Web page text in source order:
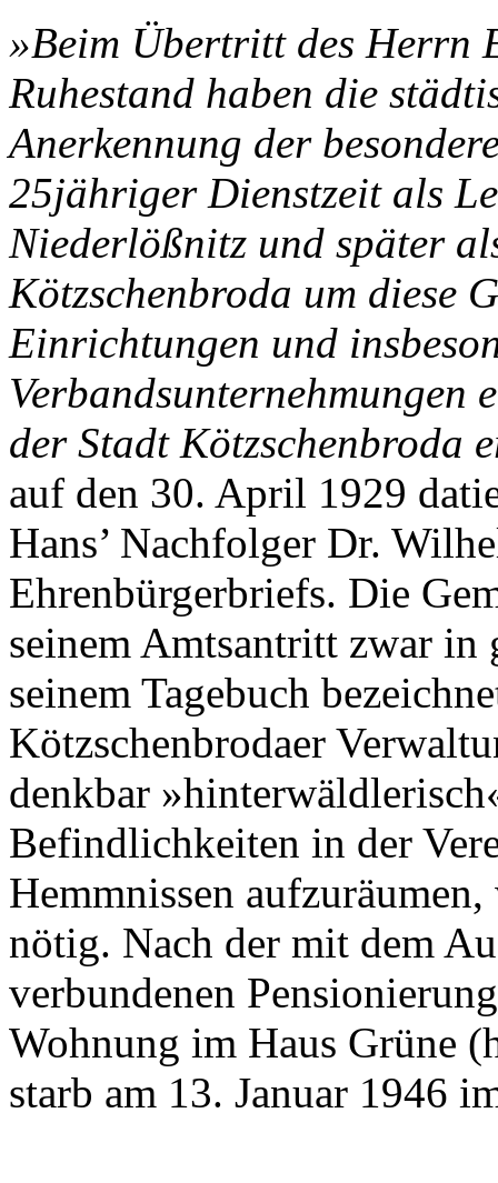
»Beim Übertritt des Herrn
Ruhestand haben die
Anerkennung der
25jähriger Dienstzeit als
Niederlößnitz und später
Kötzschenbroda um diese
Einrichtungen und
Verbandsunternehmungen
der Stadt Kötzschenbroda
auf den 30. April 1929
Hans’ Nachfolger Dr.
Ehrenbürgerbriefs. Die
seinem Amtsantritt zwar
seinem Tagebuch
Kötzschenbrodaer
denkbar
Befindlichkeiten in der
Hemmnissen
nötig. Nach der mit dem
verbundenen
Wohnung im Haus Grüne
starb am 13. Januar 1946